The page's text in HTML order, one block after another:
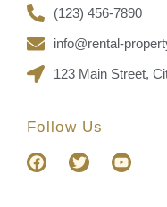
(123) 456-7890
info@rental-
123 Main Street,
Follow Us